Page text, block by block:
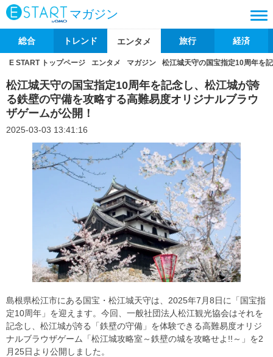
マガジン
総合 トレンド エンタメ 旅行 経済
E START トップページ エンタメ マガジン 松江城天守の国宝指定10周年を
松江城天守の国宝指定10周年を記念し、松江城が誇
る鉄壁の守備を攻略する高難易度オリジナルブラウ
ザゲームが公開！
2025-03-03 13:41:16
島根県松江市にある国宝・松江城天守は、2025年7月8日に「国宝指
定10周年」を迎えます。今回、一般社団法人松江観光協会はそれを
記念し、松江城が誇る「鉄壁の守備」を体験できる高難易度オリジ
ナルブラウザゲーム「松江城攻略室～鉄壁の城を攻略せよ!!～」を2
月25日より公開しました。